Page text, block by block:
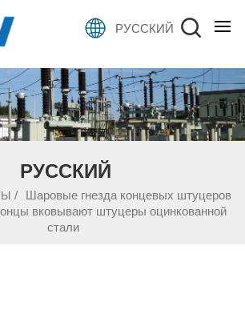
РУССКИЙ
РУССКИЙ
/
Шаровые гнезда концевых штуцеров
вковывают штуцеры оцинкованной
стали